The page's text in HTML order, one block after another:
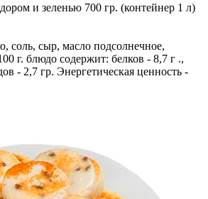
и зеленью 700 гр. (контейнер 1 л)
соль, сыр, масло подсолнечное,
г. блюдо содержит: белков - 8,7 г .,
- 2,7 гр. Энергетическая ценность -